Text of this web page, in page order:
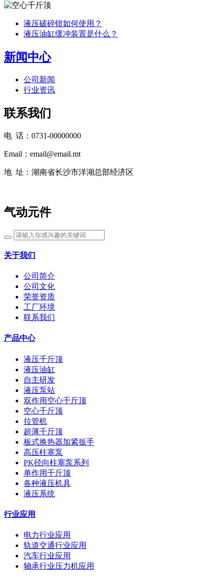
液压破碎钳如何使用？
液压油缸缓冲装置是什么？
新闻中心
公司新闻
行业资讯
联系我们
电 话：0731-00000000
Email：email@email.mt
地 址：湖南省长沙市洋湖总部经济区
气动元件
关于我们
公司简介
公司文化
荣誉资质
工厂环境
联系我们
产品中心
液压千斤顶
液压油缸
自主研发
液压泵站
双作用空心千斤顶
空心千斤顶
拉管机
超薄千斤顶
板式换热器加紧扳手
高压柱塞泵
PK径向柱塞泵系列
单作用千斤顶
各种液压机具
液压系统
行业应用
电力行业应用
轨道交通行业应用
汽车行业应用
轴承行业压力机应用